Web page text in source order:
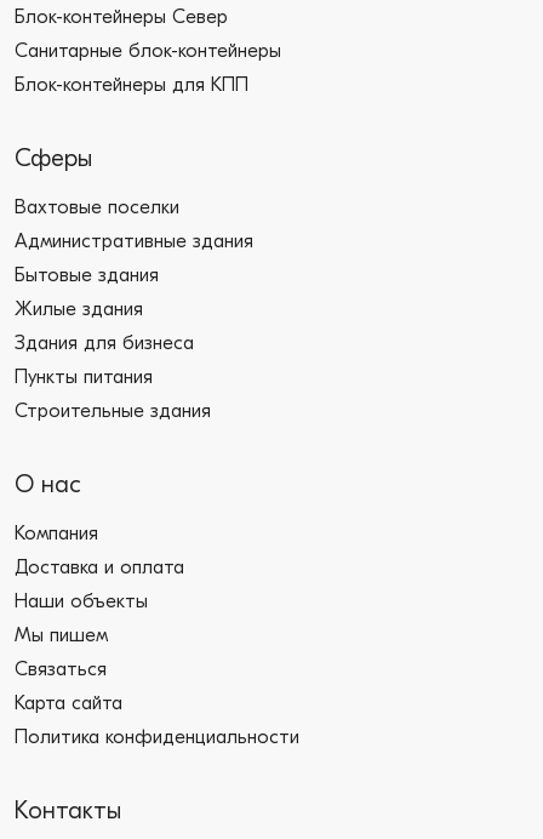
Блок-контейнеры Север
Санитарные блок-контейнеры
Блок-контейнеры для КПП
Сферы
Вахтовые поселки
Административные здания
Бытовые здания
Жилые здания
Здания для бизнеса
Пункты питания
Строительные здания
О нас
Компания
Доставка и оплата
Наши объекты
Мы пишем
Связаться
Карта сайта
Политика конфиденциальности
Контакты